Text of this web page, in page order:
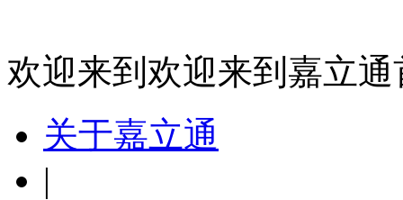
欢迎来到欢迎来到嘉立通
关于嘉立通
|